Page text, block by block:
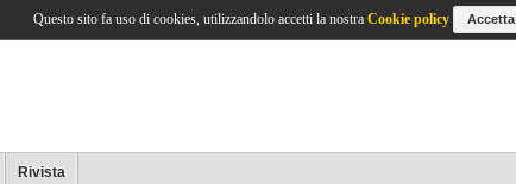
Rivista
Questo sito fa uso di cookies, utilizzandolo accetti la nostra Cookie policy Accetta